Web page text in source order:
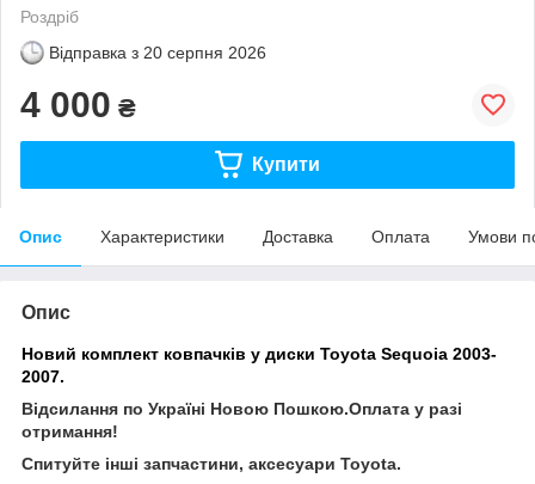
Роздріб
Відправка з 20 серпня 2026
4 000 ₴
Купити
Опис Характеристики Доставка Оплата Умови
Опис
Новий комплект ковпачків у диски Toyota Sequoia 2003-
2007.
Відсилання по Україні Новою Пошкою.Оплата у разі
отримання!
Спитуйте інші запчастини, аксесуари Toyota.